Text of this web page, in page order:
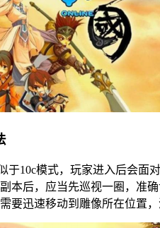
于10c模式，玩家进入后会
本后，应当先巡视一圈，准
要迅速移动到雕像所在位置